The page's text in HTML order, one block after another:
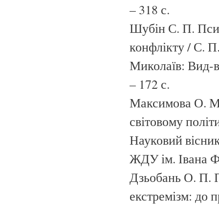
– 318 с.
Шубін С. П.
конфлікту / С.
Миколаїв:
– 172 с.
Максимова О. М.
світовому
Науковий
ЖДУ ім. Івана
Дзьобань О. П.
екстремізм: до